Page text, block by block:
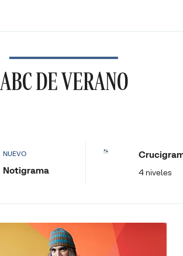
ABC DE VERANO
NUEVO
Notigrama 4 niveles